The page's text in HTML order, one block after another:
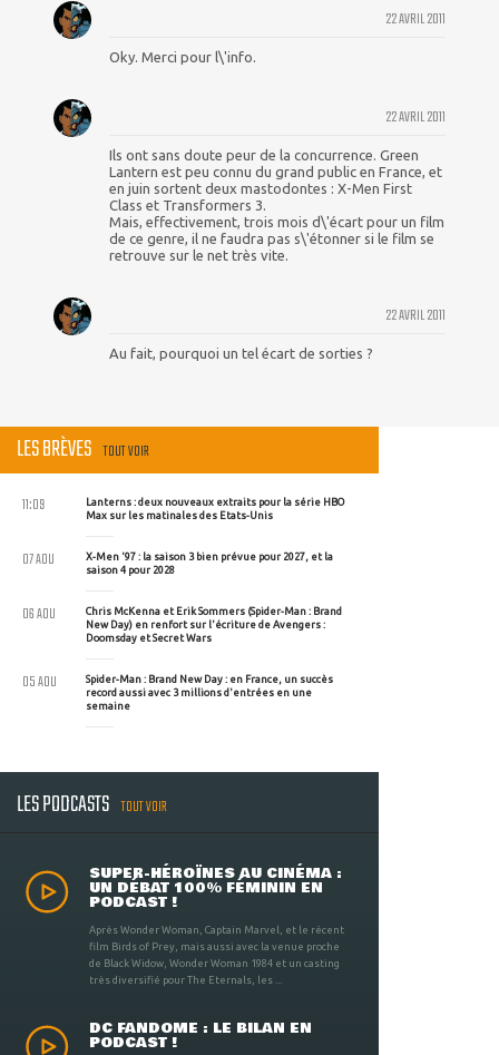
22 AVRIL 2011
Oky. Merci pour l\'info.
22 AVRIL 2011
Ils ont sans doute peur de la concurrence. Green
Lantern est peu connu du grand public en France, et
en juin sortent deux mastodontes : X-Men First
Class et Transformers 3.
Mais, effectivement, trois mois d\'écart pour un film
de ce genre, il ne faudra pas s\'étonner si le film se
retrouve sur le net très vite.
22 AVRIL 2011
Au fait, pourquoi un tel écart de sorties ?
LES BRÈVES TOUT VOIR
Lanterns : deux nouveaux extraits pour la série HBO
Max sur les matinales des Etats-Unis
11:09
X-Men '97 : la saison 3 bien prévue pour 2027, et la
saison 4 pour 2028
07 AOU
Chris McKenna et Erik Sommers (Spider-Man : Brand
New Day) en renfort sur l'écriture de Avengers :
Doomsday et Secret Wars
06 AOU
Spider-Man : Brand New Day : en France, un succès
record aussi avec 3 millions d'entrées en une
semaine
05 AOU
LES PODCASTS TOUT VOIR
SUPER-HÉROÏNES AU CINÉMA :
UN DÉBAT 100% FÉMININ EN
PODCAST !
Après Wonder Woman, Captain Marvel, et le récent
film Birds of Prey, mais aussi avec la venue proche
de Black Widow, Wonder Woman 1984 et un casting
très diversifié pour The Eternals, les ...
DC FANDOME : LE BILAN EN
PODCAST !